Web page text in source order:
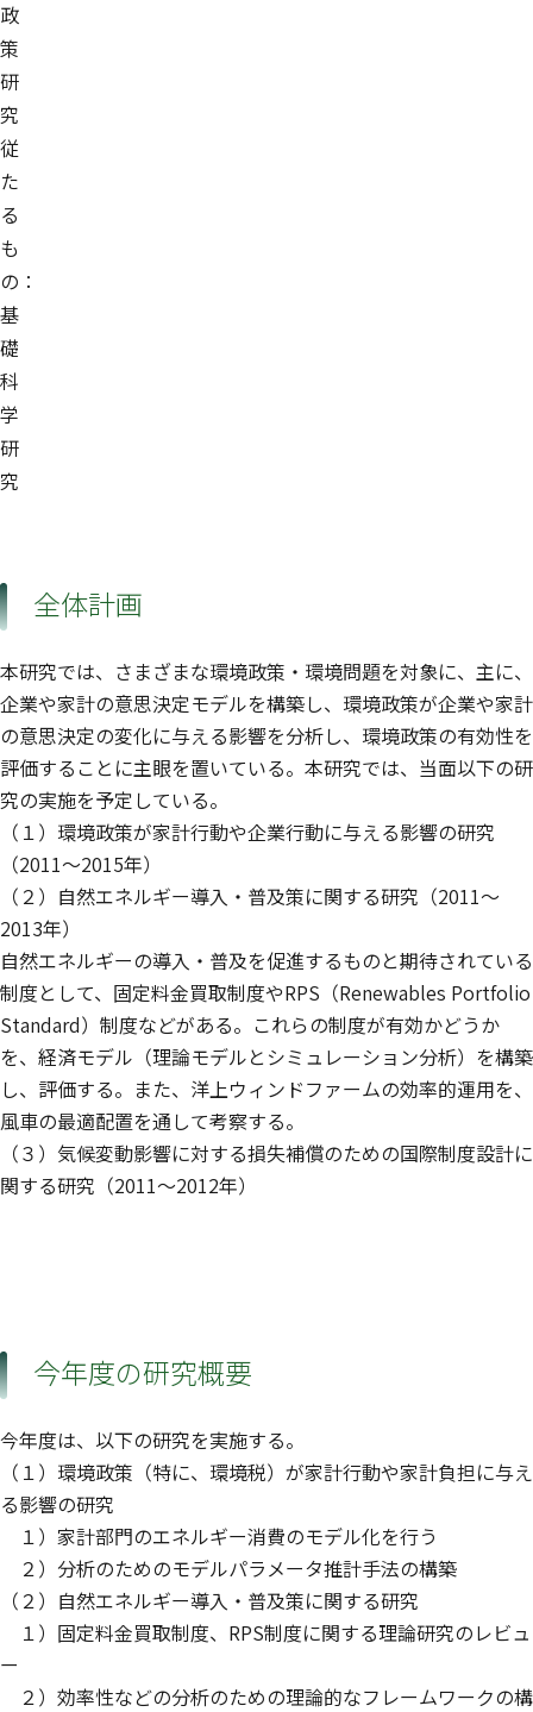
政
策
研
究
従
た
る
も
の：
基
礎
科
学
研
究
全体計画
本研究では、さまざまな環境政策・環境問題を対象に、主に、
企業や家計の意思決定モデルを構築し、環境政策が企業や家計
の意思決定の変化に与える影響を分析し、環境政策の有効性を
評価することに主眼を置いている。本研究では、当面以下の研
究の実施を予定している。
（１）環境政策が家計行動や企業行動に与える影響の研究
（2011〜2015年）
（２）自然エネルギー導入・普及策に関する研究（2011〜
2013年）
自然エネルギーの導入・普及を促進するものと期待されている
制度として、固定料金買取制度やRPS（Renewables Portfolio
Standard）制度などがある。これらの制度が有効かどうか
を、経済モデル（理論モデルとシミュレーション分析）を構築
し、評価する。また、洋上ウィンドファームの効率的運用を、
風車の最適配置を通して考察する。
（３）気候変動影響に対する損失補償のための国際制度設計に
関する研究（2011〜2012年）
今年度の研究概要
今年度は、以下の研究を実施する。
（１）環境政策（特に、環境税）が家計行動や家計負担に与え
る影響の研究
１）家計部門のエネルギー消費のモデル化を行う
２）分析のためのモデルパラメータ推計手法の構築
（２）自然エネルギー導入・普及策に関する研究
１）固定料金買取制度、RPS制度に関する理論研究のレビュ
ー
２）効率性などの分析のための理論的なフレームワークの構